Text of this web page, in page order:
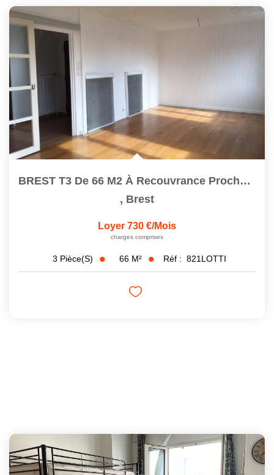
BREST T3 De 66 M2 À Recouvrance Proche Cafarelli Avec Un...
, Brest
Loyer 730 €/mois
charges comprises
3 Pièce(s) 66 M² Réf : 821LOTTI